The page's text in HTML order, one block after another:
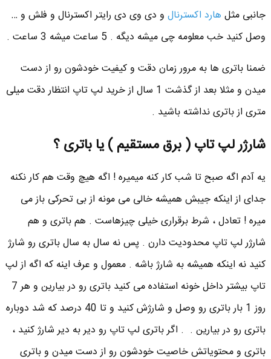
جانبی مثل هارد اکسترنالو دی وی دی رایتر اکسترنال و فلش و …
وصل کنید خب معلومه چی میشه دیگه . 5 ساعت میشه 3 ساعت .
ضمنا باتری ها به مرور زمان دقت و کیفیت خودشون رو از دست
میدن و مثلا بعد از گذشت 1 سال از خرید لپ تاپ انتظار دقت میلی
متری از باتری نداشته باشید .
شارژر لپ تاپ ( برق مستقیم ) یا باتری ؟
یه آدم اگه صبح تا شب کار کنه میمیره ! اگه هیچ وقت هم کار نکنه
جدای از اینکه جیبش همیشه خالی می مونه از بی تحرکی باز می
میره ! تعادل ، شرط برقراری خیلی چیزهاست . هم باتری و هم
شارژر لپ تاپ محدودیت دارن . پس نه سال به سال باتری رو شارژ
کنید نه اینکه همیشه به شارژ باشه . معمول و عرف اینه که اگه از لپ
تاپ بیشتر داخل خونه استفاده می کنید باتری رو در بیارین و هر 7
روز 1 بار باتری رو وصل و شارژش کنید و تا 40 درصد که شد دوباره
باتری رو در بیارین . . اگر باتری لپ تاپ رو دیر به دیر شارژ کنید ،
باتری و محتویاتش خاصیت خودشون رو از دست میدن و باتری